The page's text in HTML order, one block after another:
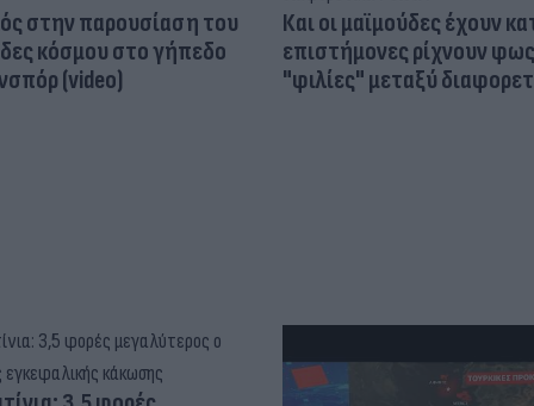
στην παρουσίαση του
κόσμου στο γήπεδο
(video)
Και οι μαϊμούδες έχουν
επιστήμονες ρίχνουν
"φιλίες" μεταξύ